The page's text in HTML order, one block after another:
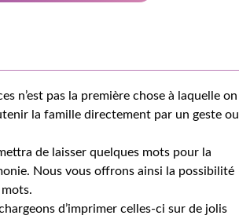
n’est pas la première chose à laquelle on
la famille directement par un geste ou
de laisser quelques mots pour la
Nous vous offrons ainsi la possibilité
d’imprimer celles-ci sur de jolis